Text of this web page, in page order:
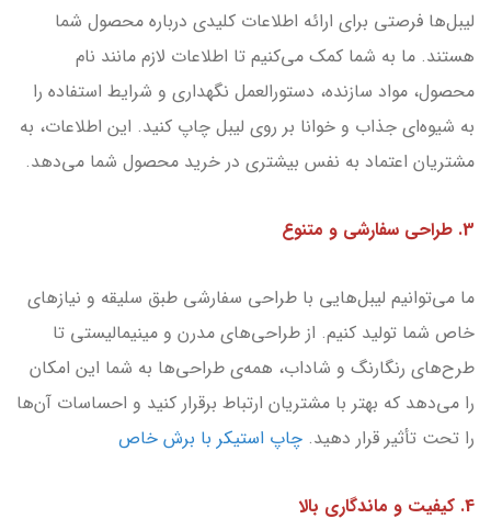
لیبل‌ها فرصتی برای ارائه اطلاعات کلیدی درباره محصول شما
هستند. ما به شما کمک می‌کنیم تا اطلاعات لازم مانند نام
محصول، مواد سازنده، دستورالعمل نگهداری و شرایط استفاده را
به شیوه‌ای جذاب و خوانا بر روی لیبل چاپ کنید. این اطلاعات، به
مشتریان اعتماد به نفس بیشتری در خرید محصول شما می‌دهد.
3. طراحی سفارشی و متنوع
ما می‌توانیم لیبل‌هایی با طراحی سفارشی طبق سلیقه و نیازهای
خاص شما تولید کنیم. از طراحی‌های مدرن و مینیمالیستی تا
طرح‌های رنگارنگ و شاداب، همه‌ی طراحی‌ها به شما این امکان
را می‌دهد که بهتر با مشتریان ارتباط برقرار کنید و احساسات آن‌ها
را تحت تأثیر قرار دهید. چاپ استیکر با برش خاص
4. کیفیت و ماندگاری بالا